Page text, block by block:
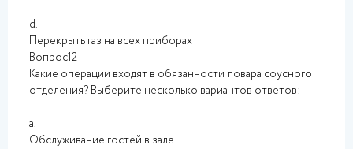
d.
Перекрыть газ на всех приборах
Вопрос12
Какие операции входят в обязанности повара соусного
отделения? Выберите несколько вариантов ответов:
a.
Обслуживание гостей в зале